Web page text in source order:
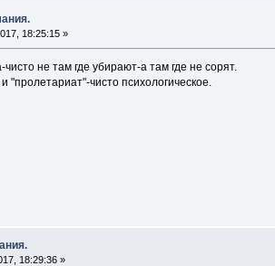
18:25:15 »
не там где убирают-а там где не сорят.
"пролетариат"-чисто психологическое.
18:29:36 »